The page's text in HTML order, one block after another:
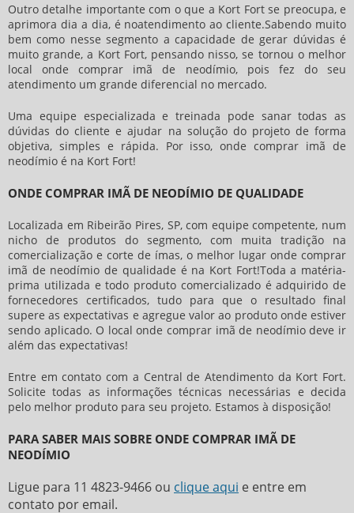
Outro detalhe importante com o que a Kort Fort se preocupa, e
aprimora dia a dia, é noatendimento ao cliente.Sabendo muito
bem como nesse segmento a capacidade de gerar dúvidas é
muito grande, a Kort Fort, pensando nisso, se tornou o melhor
localonde comprar imã de neodímio, pois fez do seu
atendimento um grande diferencial no mercado.
Uma equipe especializada e treinada pode sanar todas as
dúvidas do cliente e ajudar na solução do projeto de forma
objetiva, simples e rápida. Por isso,onde comprar imã de
neodímio é na Kort Fort!
ONDE COMPRAR IMÃ DE NEODÍMIO DE QUALIDADE
Localizada em Ribeirão Pires, SP, com equipe competente, num
nicho de produtos do segmento, com muita tradição na
comercialização e corte de ímas, o melhor lugar onde comprar
imã de neodímio de qualidade é na Kort Fort!Toda a matéria-
prima utilizada e todo produto comercializado é adquirido de
fornecedores certificados, tudo para que o resultado final
supere as expectativas e agregue valor ao produto onde estiver
sendo aplicado. O localonde comprar imã de neodímiodeve ir
além das expectativas!
Entre em contato com a Central de Atendimento da Kort Fort.
Solicite todas as informações técnicas necessárias e decida
pelo melhor produto para seu projeto. Estamos à disposição!
PARA SABER MAIS SOBRE ONDE COMPRAR IMÃ DE
NEODÍMIO
Ligue para 11 4823-9466 ou clique aqui e entre em
contato por email.